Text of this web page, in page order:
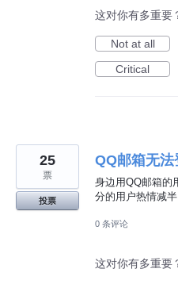
这对你有多重要
Not at all
Critical
QQ邮箱无法
身边用QQ邮箱的
分的用户热情减
25
票
投票
0 条评论
这对你有多重要